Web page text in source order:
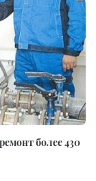
более 430